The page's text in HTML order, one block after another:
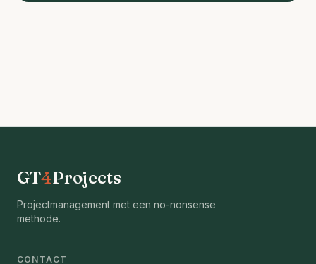
GT4Projects
Projectmanagement met een no-nonsense
methode.
CONTACT